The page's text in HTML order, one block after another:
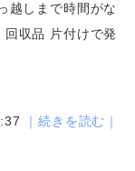
越しまで時間がな
回収品 片付けで発
｜続きを読む｜